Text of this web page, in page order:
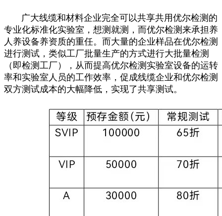
广大线缆和材料企业完全可以共享共用优尔检测的
专业化标准化实验室，想测就测，而优尔检测来承担养
人养设备养资质的重任。而大量的企业样品在优尔检测
进行测试，类似工厂批量生产的方式进行大批量检测
（即检测工厂），从而提高优尔检测实验室设备的运转
率和实验室人员的工作效率，促成线缆企业和优尔检测
双方测试成本的大幅降低，实现了共享测试。